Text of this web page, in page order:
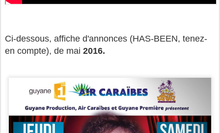
Ci-dessous, affiche d'annonces (HAS-BEEN, tenez-
en compte), de mai 2016.